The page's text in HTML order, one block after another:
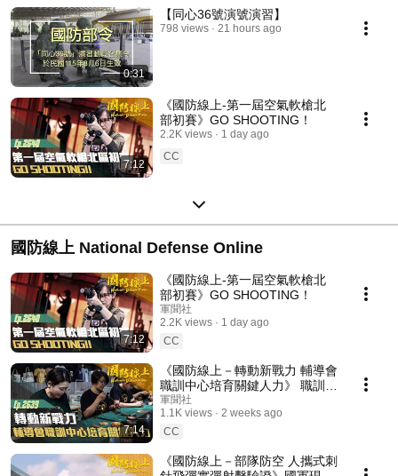
0:31
【同心36號演號演習】
798 views 21 hours ago
7:12
《國防線上-第一屆空氣軟槍北
部初賽》GO SHOOTING！
2.2K views
1 day ago
CC
國防線上 National Defense Online
7:12
《國防線上-第一屆空氣軟槍北
部初賽》GO SHOOTING！
軍聞社
2.2K views
1 day ago
CC
7:14
《國防線上－轉動新戰力 輔導會
職訓中心培育關鍵人力》 職訓中
心多元的培訓課程，協助屆退官
兵順利銜接職場，開啟人生第二
篇章！
軍聞社
1.1K views
2 weeks ago
CC
《國防線上－部隊防空 人攜式刺